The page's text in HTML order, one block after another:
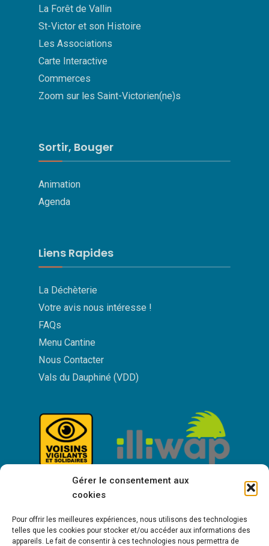
Gérer le consentement aux
cookies
Pour offrir les meilleures expériences, nous utilisons des technologies
telles que les cookies pour stocker et/ou accéder aux informations des
appareils. Le fait de consentir à ces technologies nous permettra de
La Forêt de Vallin
St-Victor et son Histoire
Les Associations
Carte Interactive
Commerces
Zoom sur les Saint-Victorien(ne)s
Sortir, Bouger
Animation
Agenda
Liens Rapides
La Déchèterie
Votre avis nous intéresse !
FAQs
Menu Cantine
Nous Contacter
Vals du Dauphiné (VDD)